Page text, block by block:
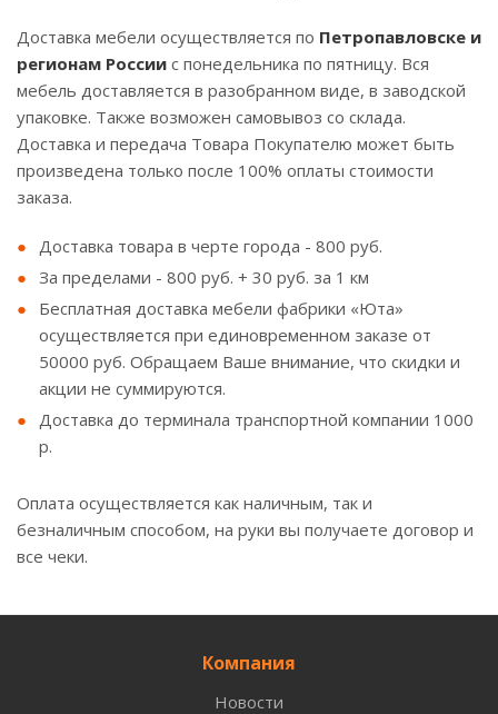
Доставка мебели осуществляется по Петропавловске и
регионам России с понедельника по пятницу. Вся
мебель доставляется в разобранном виде, в заводской
упаковке. Также возможен самовывоз со склада.
Доставка и передача Товара Покупателю может быть
произведена только после 100% оплаты стоимости
заказа.
Доставка товара в черте города - 800 руб.
За пределами - 800 руб. + 30 руб. за 1 км
Бесплатная доставка мебели фабрики «Юта»
осуществляется при единовременном заказе от
50000 руб. Обращаем Ваше внимание, что скидки и
акции не суммируются.
Доставка до терминала транспортной компании 1000
р.
Оплата осуществляется как наличным, так и
безналичным способом, на руки вы получаете договор и
все чеки.
Компания
Новости